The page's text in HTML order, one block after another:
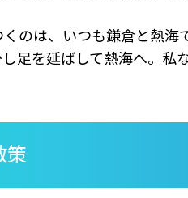
のは、いつも鎌倉と熱海
足を延ばして熱海へ。私
策